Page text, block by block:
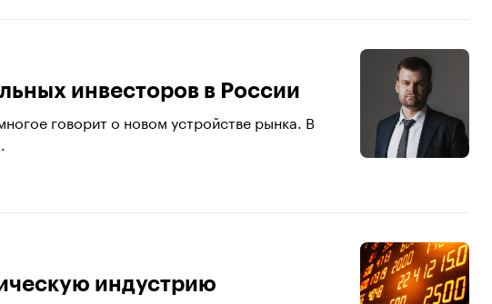
инвесторов в России
говорит о новом устройстве рынка. В
индустрию